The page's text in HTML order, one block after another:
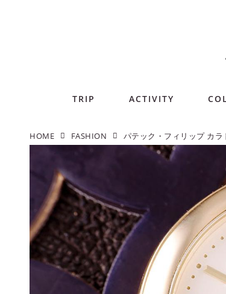
TRIP ACTIVITY
HOME FASHION